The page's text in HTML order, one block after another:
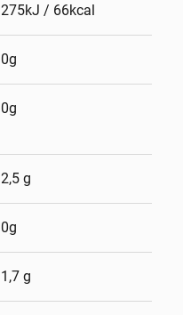
275kJ / 66kcal
0g
0g
2,5 g
0g
1,7 g